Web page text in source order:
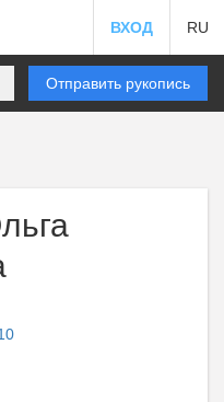
ВХОД RU
Отправить рукопись